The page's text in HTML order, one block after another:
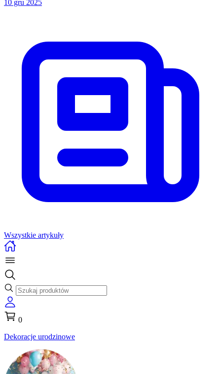
10 gru 2025
Wszystkie artykuły
0
Dekoracje urodzinowe